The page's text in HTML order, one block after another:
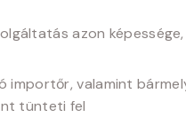
azon
valamint
tünteti fel